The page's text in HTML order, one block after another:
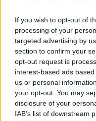
If you wish to opt-out of
processing of your
targeted advertising by
section to confirm your
opt-out request is
interest-based ads
us or personal
your opt-out. You may
disclosure of your
IAB’s list of downstream
στα χρόνια της
Διευθυντή της ΕΛΣ
σκηνοθέτη της
Γιαννόπουλου, της
ΕΛΣ Έλλης
(corépétitrice)
της καλλιτεχνών